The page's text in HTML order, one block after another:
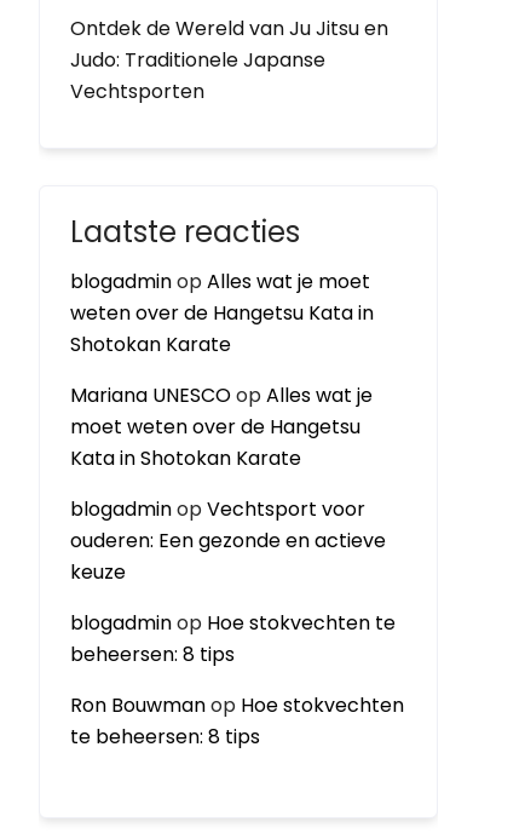
Ontdek de Wereld van Ju Jitsu en
Judo: Traditionele Japanse
Vechtsporten
Laatste reacties
blogadminopAlles wat je moet
weten over de Hangetsu Kata in
Shotokan Karate
Mariana UNESCOopAlles wat je
moet weten over de Hangetsu
Kata in Shotokan Karate
blogadminopVechtsport voor
ouderen: Een gezonde en actieve
keuze
blogadminop Hoe stokvechten te
beheersen: 8 tips
Ron Bouwmanop Hoe stokvechten
te beheersen: 8 tips